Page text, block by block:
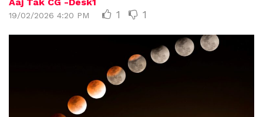
19/02/2026 4:20 PM 1 1